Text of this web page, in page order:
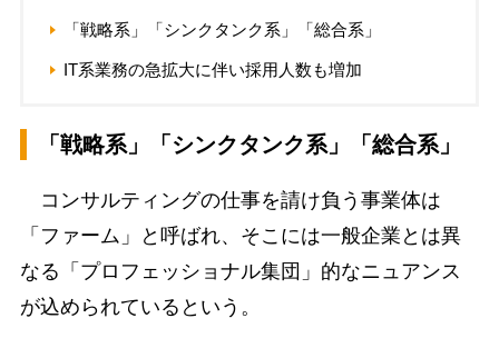
「戦略系」「シンクタンク系」「総合系」
IT系業務の急拡大に伴い採用人数も増加
「戦略系」「シンクタンク系」「総合系」
コンサルティングの仕事を請け負う事業体は
「ファーム」と呼ばれ、そこには一般企業とは異
なる「プロフェッショナル集団」的なニュアンス
が込められているという。